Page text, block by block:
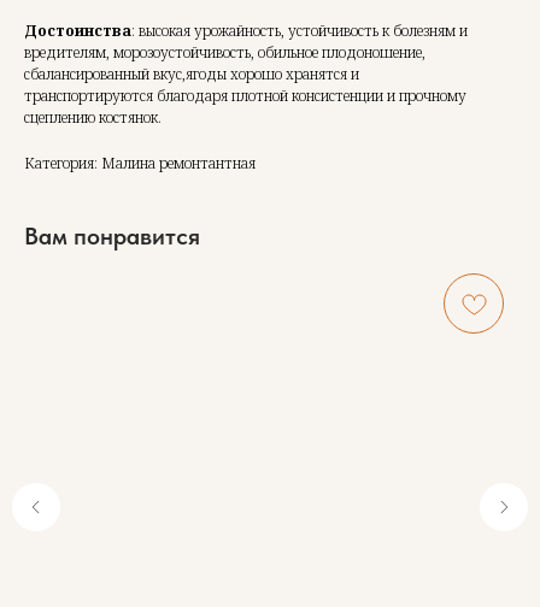
Достоинства: высокая урожайность, устойчивость к болезням и
вредителям, морозоустойчивость, обильное плодоношение,
сбалансированный вкус,ягоды хорошо хранятся и
транспортируются благодаря плотной консистенции и прочному
сцеплению костянок.
Категория: Малина ремонтантная
Вам понравится